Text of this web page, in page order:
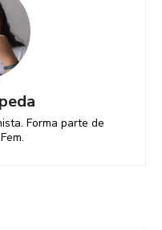
Forma parte de